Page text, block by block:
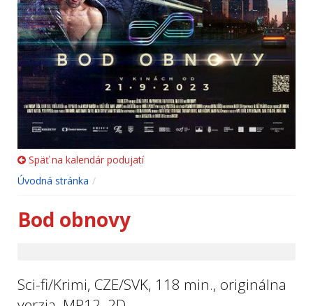
Späť na kalendár podujatí
Úvodná stránka
Bod obnovy
Sci-fi/Krimi, CZE/SVK, 118 min., originálna